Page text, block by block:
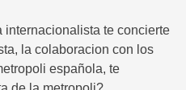
internacionalista te concierte
la colaboracion con los
española, te